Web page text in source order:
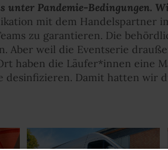
unter Pandemie-Bedingungen.
mit dem Handelspartner
zu garantieren. Die
Aber weil die Eventserie
haben die Läufer*innen eine
Damit hatten wir